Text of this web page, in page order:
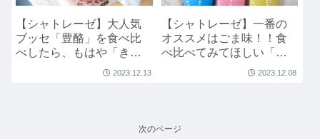
【シャトレーゼ】大人気
ブッセ「豊酪」を食べ比
べしたら、もはや「きき
チーズ」状態に。
2023.12.13
【シャトレーゼ】一番の
オススメはごま味！！食
べ比べてみてほしい「パ
2023.12.08
次のページ